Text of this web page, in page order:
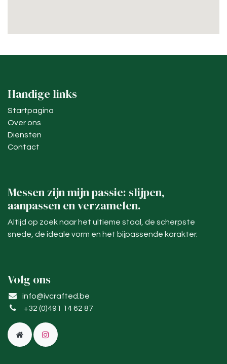
Handige links
Startpagina
Over ons
Diensten
Contact
Messen zijn mijn passie: slijpen,
aanpassen en verzamelen.
Altijd op zoek naar het ultieme staal, de scherpste
snede, de ideale vorm en het bijpassende karakter.
Volg ons
info@ivcrafted.be
+32 (0)491 14 62 87